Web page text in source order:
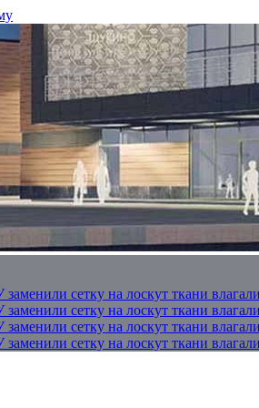
сетку на лоскут ткани
сетку на лоскут ткани
сетку на лоскут ткани
сетку на лоскут ткани